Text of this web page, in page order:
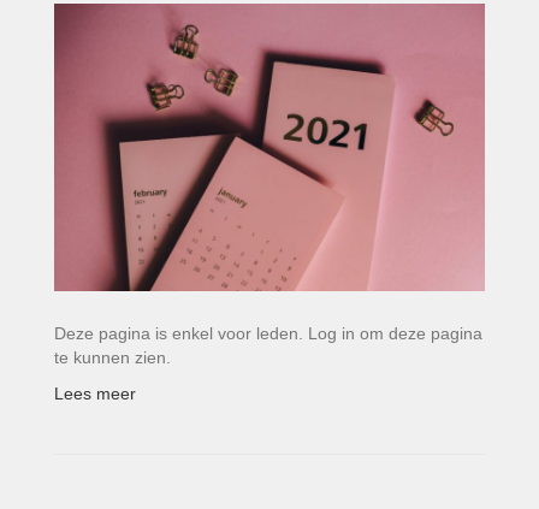
Deze pagina is enkel voor leden. Log in om deze pagina
te kunnen zien.
Lees meer